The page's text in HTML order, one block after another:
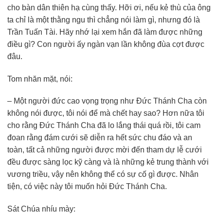
cho bàn dân thiên hạ cùng thấy. Hỡi ơi, nếu kẻ thù của ông
ta chỉ là một thằng ngu thì chẳng nói làm gì, nhưng đó là
Trần Tuấn Tài. Hãy nhớ lại xem hắn đã làm được những
điều gì? Con người ấy ngàn vạn lần không đùa cợt được
đâu.
Tom nhăn mặt, nói:
– Một người đức cao vọng trọng như Đức Thánh Cha còn
không nói được, tôi nói để mà chết hay sao? Hơn nữa tôi
cho rằng Đức Thánh Cha đã lo lắng thái quá rồi, tôi cam
đoan rằng đám cưới sẽ diễn ra hết sức chu đáo và an
toàn, tất cả những người được mời đến tham dự lễ cưới
đều được sàng lọc kỹ càng và là những kẻ trung thành với
vương triều, vậy nên không thể có sự cố gì được. Nhân
tiện, có việc này tôi muốn hỏi Đức Thánh Cha.
Sát Chúa nhíu mày: